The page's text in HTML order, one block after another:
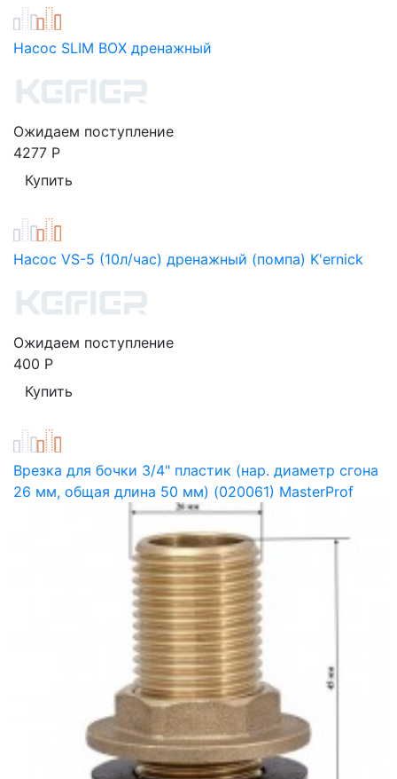
Насос SLIM BOX дренажный
Ожидаем поступление
4277 Р
Насос VS-5 (10л/час) дренажный (помпа) K'ernick
Ожидаем поступление
400 Р
Врезка для бочки 3/4" пластик (нар. диаметр сгона
26 мм, общая длина 50 мм) (020061) MasterProf